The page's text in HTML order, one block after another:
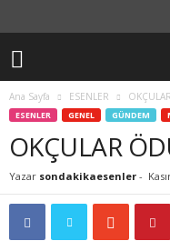
Ana Sayfa ESENLER
ESENLER GENEL GÜNDEM
OKÇULAR
Yazar sondakikaesenler -